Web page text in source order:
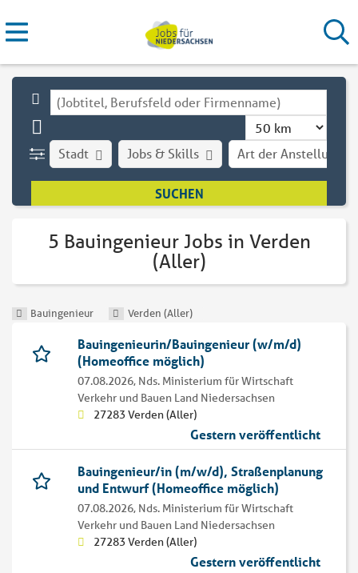
Stadt Art der Anstellung
Jobs & Skills
5 Bauingenieur Jobs in Verden
(Aller)
Bauingenieur Verden (Aller)
Bauingenieurin/Bauingenieur (w/m/d)
(Homeoffice möglich)
07.08.2026, Nds. Ministerium für Wirtschaft
Verkehr und Bauen Land Niedersachsen
27283 Verden (Aller)
Gestern veröffentlicht
Bauingenieur/in (m/w/d), Straßenplanung
und Entwurf (Homeoffice möglich)
07.08.2026, Nds. Ministerium für Wirtschaft
Verkehr und Bauen Land Niedersachsen
27283 Verden (Aller)
Gestern veröffentlicht